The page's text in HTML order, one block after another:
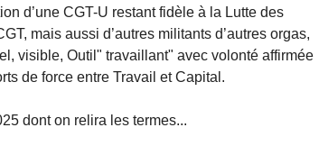
d’une CGT-U restant fidèle à la Lutte des
mais aussi d’autres militants d’autres orgas,
visible, Outil" travaillant" avec volonté affirmée
de force entre Travail et Capital.
dont on relira les termes...